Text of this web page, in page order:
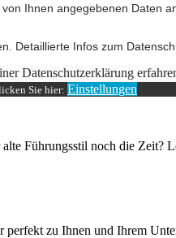
Ihnen angegebenen
Detaillierte Infos zum
Datenschutzerklärung
Sie hier: Einstellungen
Führungsstil noch die
zu Ihnen und Ihrem